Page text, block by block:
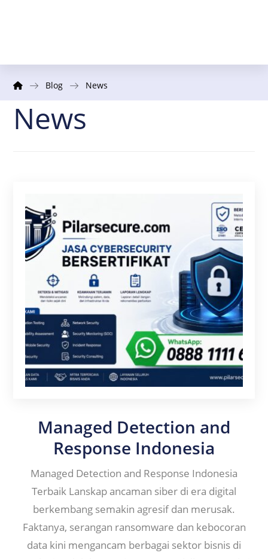
Blog News
News
Managed Detection and
Response Indonesia
Managed Detection and Response Indonesia
Terbaik Lanskap ancaman siber di era digital
berkembang semakin agresif dan merusak.
Faktanya, serangan ransomware dan kebocoran
data kini mengancam berbagai sektor bisnis di